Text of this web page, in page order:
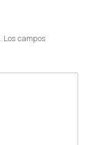
Los campos